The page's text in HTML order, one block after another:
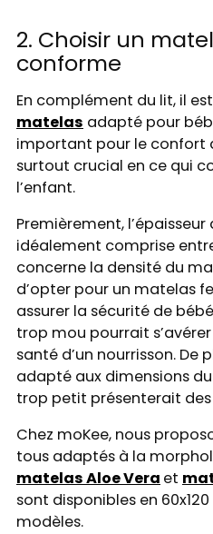
2. Choisir un
conforme
En complément du lit, il
matelas adapté pour
important pour le confort
surtout crucial en ce qui
l’enfant.
Premièrement,
idéalement comprise
concerne la densité du
d’opter pour un matelas
assurer la sécurité de
trop mou pourrait
santé d’un nourrisson. De
adapté aux dimensions
trop petit présenterait des
Chez moKee, nous
tous adaptés à la
matelas Aloe Vera et
sont disponibles en
modèles.